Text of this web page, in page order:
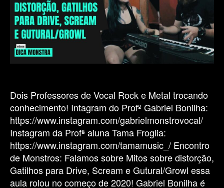
para
Drive,
Scream
e
Gutural/Growl
Dois Professores de Vocal Rock e Metal trocando
conhecimento! Intagram do Profº Gabriel Bonilha:
https://www.instagram.com/gabrielmonstrovocal/
Instagram da Profª aluna Tama Froglia:
https://www.instagram.com/tamamusic_/ Encontro
de Monstros: Falamos sobre Mitos sobre distorção,
Gatilhos para Drive, Scream e Gutural/Growl essa
aula rolou no começo de 2020! Gabriel Bonilha é